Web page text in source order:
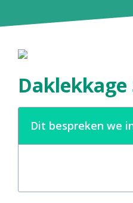
Daklekkage
Dit bespreken we